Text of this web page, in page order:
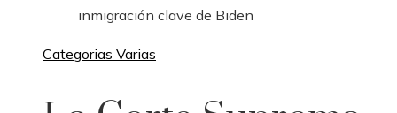
inmigración clave de Biden
Categorias Varias